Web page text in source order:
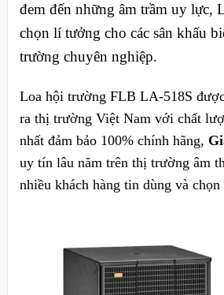
đem đến những âm trầm uy lực,
chọn lí tưởng cho các sân khấu
trường chuyên nghiệp.
Loa hội trường FLB LA-518S
ra thị trường Việt Nam với chất
nhất đảm bảo 100% chính hãng,
uy tín lâu năm trên thị trường âm
nhiều khách hàng tin dùng và chọn